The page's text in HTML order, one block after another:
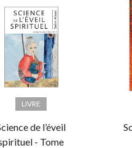
LIVRE
de l’éveil
- Tome